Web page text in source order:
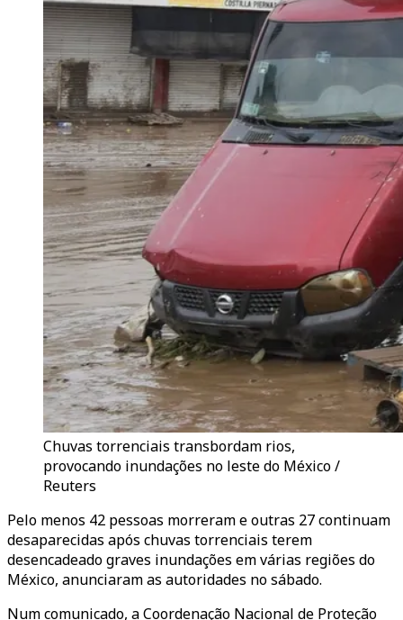
Chuvas torrenciais transbordam rios,
provocando inundações no leste do México /
Reuters
Pelo menos 42 pessoas morreram e outras 27 continuam
desaparecidas após chuvas torrenciais terem
desencadeado graves inundações em várias regiões do
México, anunciaram as autoridades no sábado.
Num comunicado, a Coordenação Nacional de Proteção